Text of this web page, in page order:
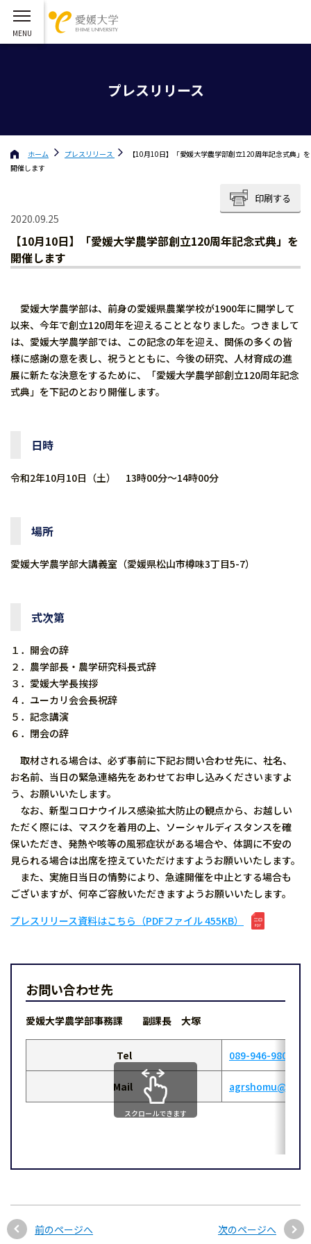
プレスリリース
ホーム プレスリリース
【10月10日】「愛媛大学農学部創立120周年記念式典」を
開催します
印刷する
2020.09.25
【10月10日】「愛媛大学農学部創立120周年記念式典」を
開催します
愛媛大学農学部は、前身の愛媛県農業学校が1900年に開学して
以来、今年で創立120周年を迎えることとなりました。つきまして
は、愛媛大学農学部では、この記念の年を迎え、関係の多くの皆
様に感謝の意を表し、祝うとともに、今後の研究、人材育成の進
展に新たな決意をするために、「愛媛大学農学部創立120周年記念
式典」を下記のとおり開催します。
日時
令和2年10月10日（土） 13時00分～14時00分
場所
愛媛大学農学部大講義室（愛媛県松山市樽味3丁目5-7）
式次第
１．開会の辞
２．農学部長・農学研究科長式辞
３．愛媛大学長挨拶
４．ユーカリ会会長祝辞
５．記念講演
６．閉会の辞
取材される場合は、必ず事前に下記お問い合わせ先に、社名、
お名前、当日の緊急連絡先をあわせてお申し込みくださいますよ
う、お願いいたします。
なお、新型コロナウイルス感染拡大防止の観点から、お越しい
ただく際には、マスクを着用の上、ソーシャルディスタンスを確
保いただき、発熱や咳等の風邪症状がある場合や、体調に不安の
見られる場合は出席を控えていただけますようお願いいたします。
また、実施日当日の情勢により、急遽開催を中止とする場合も
ございますが、何卒ご容赦いただきますようお願いいたします。
プレスリリース資料はこちら（PDFファイル 455KB）
お問い合わせ先
愛媛大学農学部事務課 副課長 大塚
Tel 089-946-9803
Mail
スクロールできます
前のページへ 次のページへ